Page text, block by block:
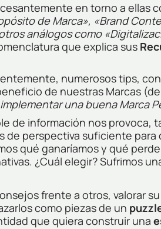
en torno a ellas
de Marca», «Brand
análogos como
que explica sus
numerosos tips,
de nuestras Marcas
implementar una buena Marca
de información nos provoca,
de perspectiva suficiente para
qué ganaríamos y qué
¿Cuál elegir? Sufrimos
frente a otros, valorar
como piezas de un
que quiera construir una